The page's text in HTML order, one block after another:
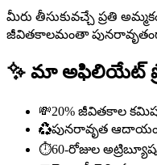
మీరు తీసుకువచ్చే ప్రతి
జీవితకాలమంతా
✨ మా అఫిలియేట్
💸20% జీవితకాల
♻️పునరావృత
⏱️60-రోజుల